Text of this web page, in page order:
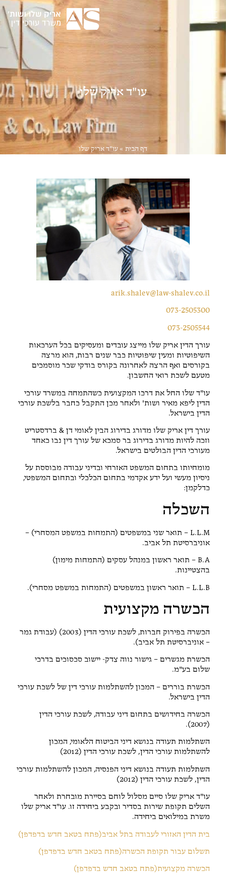
עו"ד אריק שלו
דף הבית » עו"ד אריק שלו
arik.shalev@law-shalev.co.il
073-2505300
073-2505544
עורך הדין אריק שלו מייצג עובדים ומעסיקים בכל הערכאות
השיפוטיות ומעין שיפוטיות כבר שנים רבות, הוא מרצה
בקורסים ואף הרצה לאחרונה בקורס בודקי שכר מוסמכים
מטעם לשכת רואי החשבון.
עו"ד שלו החל את דרכו המקצועית כשהתמחה במשרד עורכי
הדין ליפא מאיר ושות' ולאחר מכן התקבל כחבר בלשכת עורכי
הדין בישראל.
עורך דין אריק שלו מדורג בדירוג הבין לאומי דן & ברדסטריט
וזכה להיות מדורג בדירוג בר סמכא של עורך דין נבו כאחד
מעורכי הדין הבולטים בישראל.
מומחיותו בתחום המשפט האזרחי ובדיני עבודה מבוססת על
ניסיון מעשי ועל ידע אקדמי בתחום הכלכלי ובתחום המשפטי,
כדלקמן:
השכלה
L.L.M – תואר שני במשפטים (התמחות במשפט המסחרי) –
אוניברסיטת תל אביב.
B.A – תואר ראשון במנהל עסקים (התמחות מימון)
בהצטיינות.
L.L.B – תואר ראשון במשפטים (התמחות במשפט מסחרי).
הכשרה מקצועית
הכשרה בפירוק חברות, לשכת עורכי הדין (2003) (עבודת גמר
– אוניברסיטת תל אביב).
הכשרת מגשרים – גישור נווה צדק- יישוב סכסוכים בדרכי
שלום בע"מ.
הכשרת בוררים – המכון להשתלמות עורכי דין של לשכת עורכי
הדין בישראל.
הכשרה בחידושים בתחום דיני עבודה, לשכת עורכי הדין
(2007).
השתלמות תעודה בנושא דיני הביטוח הלאומי, המכון
להשתלמות עורכי הדין, לשכת עורכי הדין (2012)
השתלמות תעודה בנושא דיני הפנסיה, המכון להשתלמות עורכי
הדין, לשכת עורכי הדין (2012)
עו"ד אריק שלו סיים מסלול לוחם בסיירת מובחרת ולאחר
השלים תקופת שירות בסדיר ובקבע ביחידה זו. עו"ד אריק שלו
משרת במילואים ביחידה.
בית הדין האזורי לעבודה בתל אביב(פתח בטאב חדש בדפדפן)
תשלום עבור תקופת הכשרה(פתח בטאב חדש בדפדפן)
הכשרה מקצועית(פתח בטאב חדש בדפדפן)